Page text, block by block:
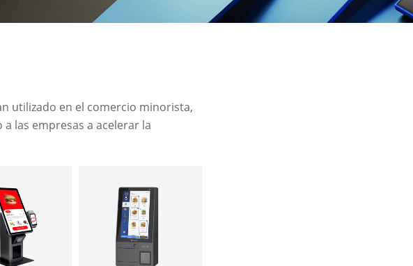
utilizado en el comercio minorista,
las empresas a acelerar la